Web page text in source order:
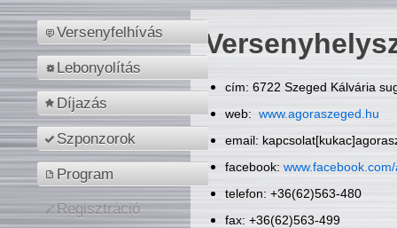
Versenyfelhívás
Lebonyolítás
Díjazás
Szponzorok
Program
Regisztráció
cím: 6722 Szeged Kálvária
web: www.agoraszeged.hu
email:
facebook:
telefon: +36(62)563-480
fax: +36(62)563-499